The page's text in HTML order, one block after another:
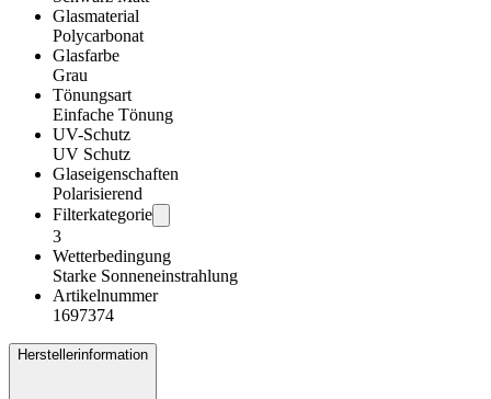
Glasmaterial
Polycarbonat
Glasfarbe
Grau
Tönungsart
Einfache Tönung
UV-Schutz
UV Schutz
Glaseigenschaften
Polarisierend
Filterkategorie
3
Wetterbedingung
Starke Sonneneinstrahlung
Artikelnummer
1697374
Herstellerinformation